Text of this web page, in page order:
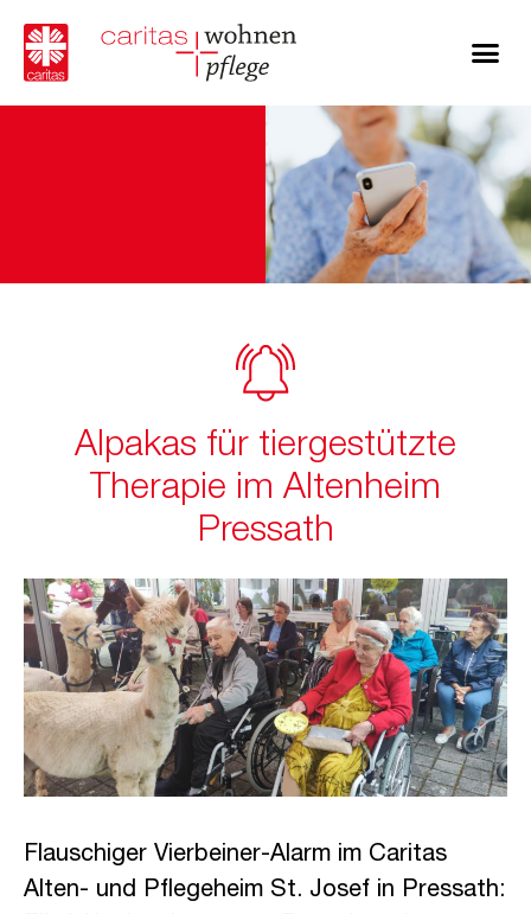
Alpakas für tiergestützte
Therapie im Altenheim
Pressath
Flauschiger Vierbeiner-Alarm im Caritas
Alten- und Pflegeheim St. Josef in Pressath: